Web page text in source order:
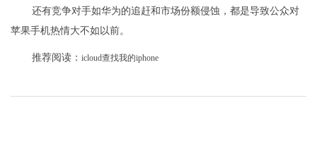
还有竞争对手如华为的追赶和市场份额侵蚀，都是导致公众对
苹果手机热情大不如以前。
推荐阅读： icloud查找我的iphone